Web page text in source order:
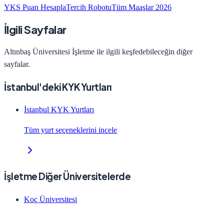
YKS Puan HesaplaTercih RobotuTüm Maaşlar 2026
İlgili Sayfalar
Altınbaş Üniversitesi İşletme ile ilgili keşfedebileceğin diğer
sayfalar.
İstanbul'deki KYK Yurtları
İstanbul KYK Yurtları
Tüm yurt seçeneklerini incele
İşletme Diğer Üniversitelerde
Koç Üniversitesi